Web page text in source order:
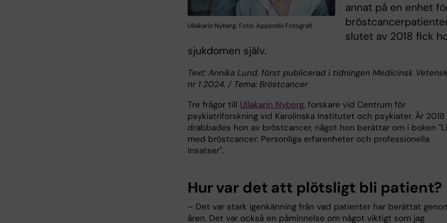
Ullakarin Nyberg. Foto: Appendix Fotografi
annat på en enhet
slutet av 2018 fick
sjukdomen själv.
Text: Annika Lund, först publicerad i tidningen Medicinsk
nr 1 2024. / Tema: Bröstcancer
Tre frågor till Ullakarin Nyberg, forskare vid Centrum för
psykiatriforskning vid Karolinska Institutet och psykiater. År 2018
drabbades hon av bröstcancer, något hon berättar om i boken
med bröstcancer: Personliga erfarenheter och professionella
insatser".
Hur var det att plötsligt bli patient?
– Det var stark igenkänning från vad patienter har berättat
åren. Det var också en påminnelse om något viktigt som jag